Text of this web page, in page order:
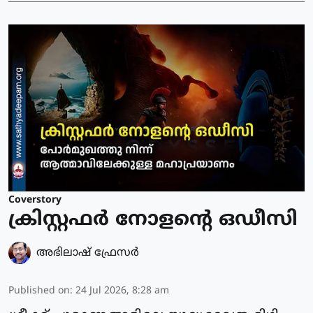
Coverstory
ക്രിസ്റ്റഫര്‍ നോളന്റെ ഒഡീസി
അഭിലാഷ് ഫ്രേസര്‍
Published on: 24 Jul 2026, 8:28 am